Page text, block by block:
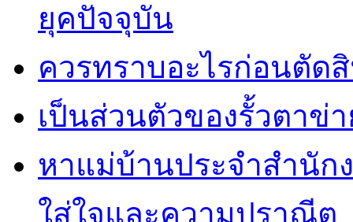
ยุคปัจจุบัน
ควรทราบอะไรก่อนตัด
เป็นส่วนตัวของรั้วตาข่
หาแม่บ้านประจำสำนัก
ใส่ใจและความปราณีต